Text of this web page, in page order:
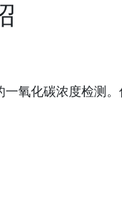
氧化碳浓度检测